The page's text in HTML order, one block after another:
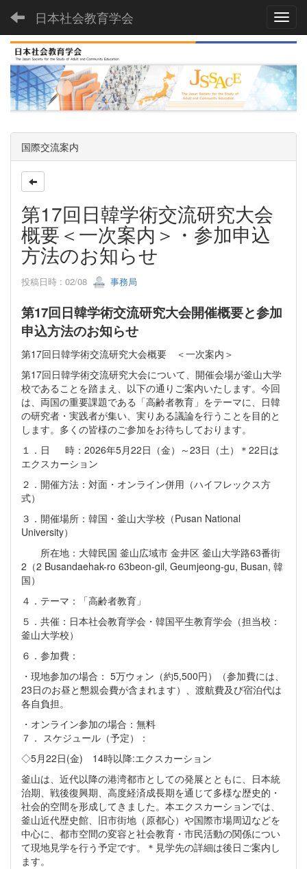
日本社会教育学会
国際交流案内
第17回日韓学術交流研究大会
概要＜一次案内＞・参加申込
方法のお知らせ
投稿日時 : 02/08 事務局
第17回日韓学術交流研究大会開催概要と参加
申込方法のお知らせ
第17回日韓学術交流研究大会概要 ＜一次案内＞
第17回日韓学術交流研究大会について、開催会場が釜山大学
校であることを踏まえ、以下の通りご案内いたします。今回
は、両国の重要課題である「高齢者教育」をテーマに、日韓
の研究者・実践者が集い、実りある議論を行うことを目的と
します。多くの皆様のご参加をお待ちしております。
１．日 時：2026年5月22日（金）～23日（土）＊22日は
エクスカーション
２．開催方法：対面・オンライン併用（ハイフレックス方
式）
３．開催場所：韓国・釜山大学校（Pusan National
University）
所在地：大韓民国 釜山広域市 金井区 釜山大学路63番街
2（2 Busandaehak-ro 63beon-gil, Geumjeong-gu, Busan, 韓
国）
４．テーマ：「高齢者教育」
５．共催：日本社会教育学会・韓国平生教育学会（担当校：
釜山大学校）
６．参加費：
・現地参加の場合： 5万ウォン（約5,500円）（参加費には、
23日のお昼と懇親会費が含まれます）、渡航費及び宿泊代は
各自負担。
・オンライン参加の場合：無料
７． スケジュール（予定）：
◇5月22日(金) 14時以降:エクスカーション
釜山は、近代以降の港湾都市としての発展とともに、日本統
治期、戦後復興期、高度経済成長期を通じて多様な歴史的・
社会的空間を形成してきました。本エクスカーションでは、
釜山近代歴史館、旧市街地（原都心）や国際市場周辺などを
中心に、都市空間の変容と社会教育・市民活動の関係につい
て現地見学を行う予定です。＊見学先の詳細は後日ご案内し
ます。